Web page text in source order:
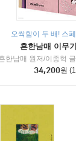
오싹함이 두 배! 스
흔한남매 이무
34,200원